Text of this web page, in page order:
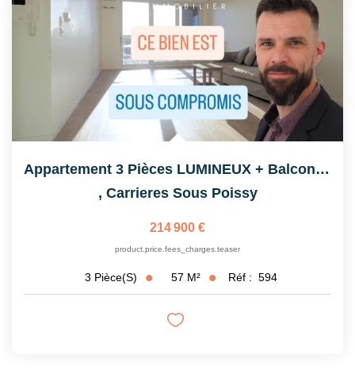
Appartement 3 Pièces LUMINEUX + Balcon Proche Gare RER De...
, Carrieres Sous Poissy
214 900 €
product.price.fees_charges.teaser
3 Pièce(s) 57 M² Réf : 594